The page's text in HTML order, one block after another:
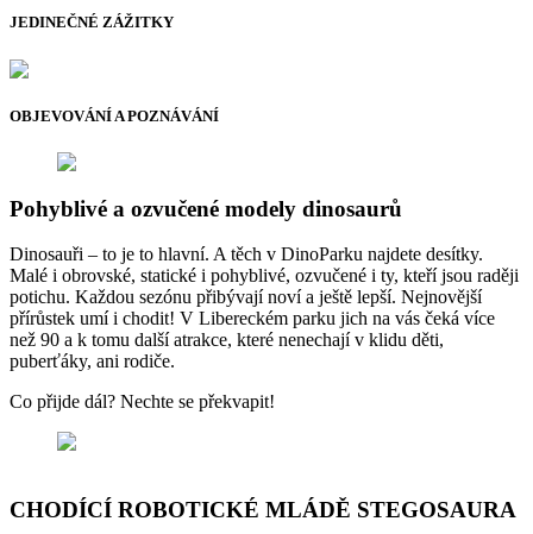
JEDINEČNÉ ZÁŽITKY
OBJEVOVÁNÍ A POZNÁVÁNÍ
Pohyblivé a ozvučené modely dinosaurů
Dinosauři – to je to hlavní. A těch v DinoParku najdete desítky.
Malé i obrovské, statické i pohyblivé, ozvučené i ty, kteří jsou raději
potichu. Každou sezónu přibývají noví a ještě lepší. Nejnovější
přírůstek umí i chodit! V Libereckém parku jich na vás čeká více
než 90 a k tomu další atrakce, které nenechají v klidu děti,
puberťáky, ani rodiče.
Co přijde dál? Nechte se překvapit!
CHODÍCÍ ROBOTICKÉ MLÁDĚ STEGOSAURA